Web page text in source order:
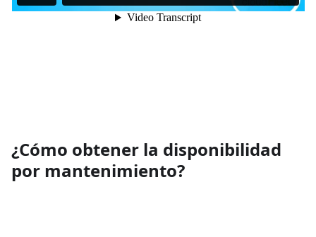
¿Cómo obtener la disponibilidad
por mantenimiento?